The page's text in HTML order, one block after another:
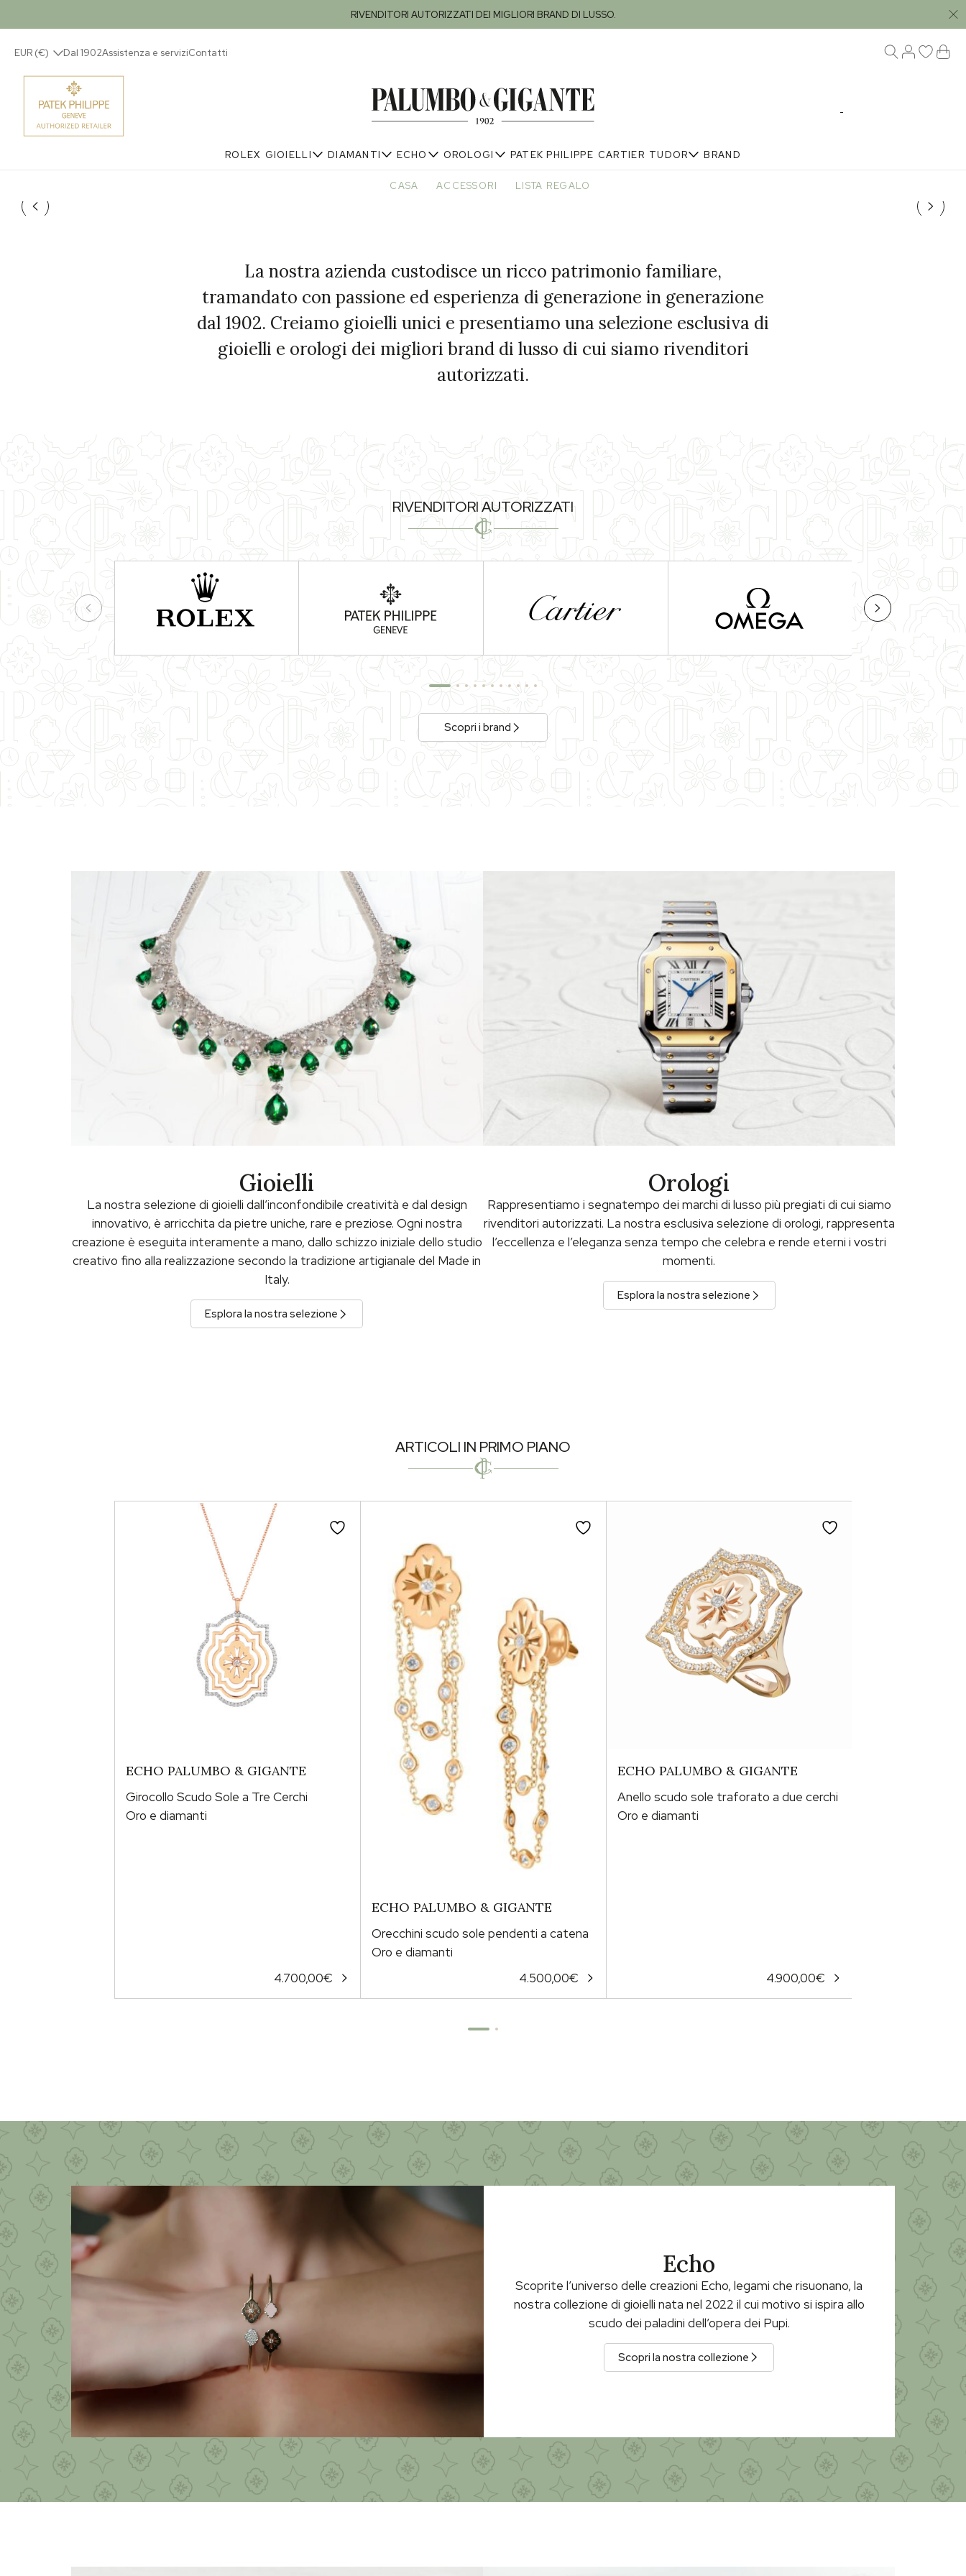
RIVENDITORI AUTORIZZATI DEI MIGLIORI BRAND DI LUSSO.
EUR (€) Dal 1902Assistenza e serviziContatti
ROLEX GIOIELLI DIAMANTI ECHO OROLOGI PATEK PHILIPPE CARTIER TUDOR BRAND
CASA ACCESSORI LISTA REGALO
La nostra azienda custodisce un ricco patrimonio familiare,
tramandato con passione ed esperienza di generazione in generazione
dal 1902. Creiamo gioielli unici e presentiamo una selezione esclusiva di
gioielli e orologi dei migliori brand di lusso di cui siamo rivenditori
autorizzati.
RIVENDITORI AUTORIZZATI
Scopri i brand
Gioielli
La nostra selezione di gioielli dall’inconfondibile creatività e dal design
innovativo, è arricchita da pietre uniche, rare e preziose. Ogni nostra
creazione è eseguita interamente a mano, dallo schizzo iniziale dello studio
creativo fino alla realizzazione secondo la tradizione artigianale del Made in
Italy.
Esplora la nostra selezione
Orologi
Rappresentiamo i segnatempo dei marchi di lusso più pregiati di cui siamo
rivenditori autorizzati. La nostra esclusiva selezione di orologi, rappresenta
l’eccellenza e l’eleganza senza tempo che celebra e rende eterni i vostri
momenti.
Esplora la nostra selezione
ARTICOLI IN PRIMO PIANO
ECHO PALUMBO & GIGANTE
Girocollo Scudo Sole a Tre Cerchi
Oro e diamanti
4.700,00€
ECHO PALUMBO & GIGANTE
Orecchini scudo sole pendenti a catena
Oro e diamanti
4.500,00€
ECHO PALUMBO & GIGANTE
Anello scudo sole traforato a due cerchi
Oro e diamanti
4.900,00€
Echo
Scoprite l’universo delle creazioni Echo, legami che risuonano, la
nostra collezione di gioielli nata nel 2022 il cui motivo si ispira allo
scudo dei paladini dell’opera dei Pupi.
Scopri la nostra collezione